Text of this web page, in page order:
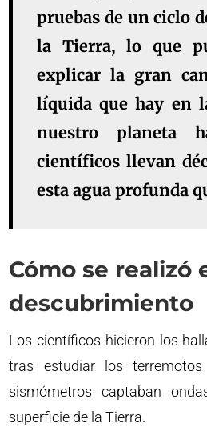
pruebas de un ciclo
la Tierra, lo que
explicar la gran
líquida que hay en
nuestro planeta
científicos llevan
esta agua profunda
Cómo se realizó
descubrimiento
Los científicos hicieron los
tras estudiar los
sismómetros captaban
superficie de la Tierra.